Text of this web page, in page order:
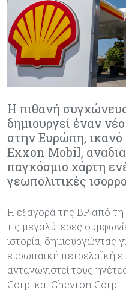
Η πιθανή
δημιουργεί έναν
στην Ευρώπη,
Exxon Mobil,
παγκόσμιο χάρτη
γεωπολιτικές
Η εξαγορά της BP από τη
τις μεγαλύτερες
ιστορία, δημιουργώντας
ευρωπαϊκή πετρελαϊκή
ανταγωνιστεί τους
Corp. και Chevron Corp.